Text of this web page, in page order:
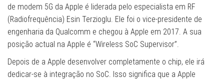
de modem 5G da Apple é liderada pelo especialista em RF
(Radiofrequência) Esin Terzioglu. Ele foi o vice-presidente de
engenharia da Qualcomm e chegou à Apple em 2017. A sua
posição actual na Apple é “Wireless SoC Supervisor”.
Depois de a Apple desenvolver completamente o chip, ele irá
dedicar-se à integração no SoC. Isso significa que a Apple